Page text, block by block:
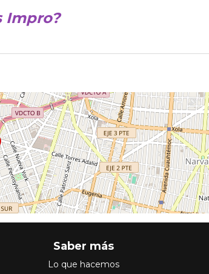
Impro?
Saber más
Lo que hacemos